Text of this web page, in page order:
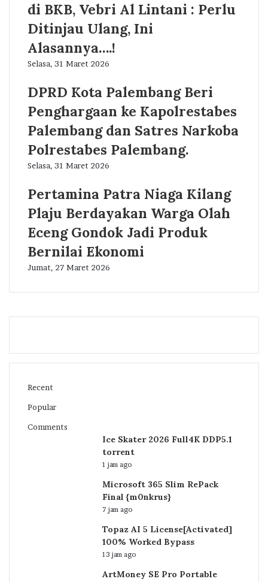
di BKB, Vebri Al Lintani : Perlu
Ditinjau Ulang, Ini
Alasannya….!
Selasa, 31 Maret 2026
DPRD Kota Palembang Beri
Penghargaan ke Kapolrestabes
Palembang dan Satres Narkoba
Polrestabes Palembang.
Selasa, 31 Maret 2026
Pertamina Patra Niaga Kilang
Plaju Berdayakan Warga Olah
Eceng Gondok Jadi Produk
Bernilai Ekonomi
Jumat, 27 Maret 2026
Recent
Popular
Comments
Ice Skater 2026 Full4K DDP5.1
torrent
1 jam ago
Microsoft 365 Slim RePack
Final {m0nkrus}
7 jam ago
Topaz AI 5 License[Activated]
100% Worked Bypass
13 jam ago
ArtMoney SE Pro Portable